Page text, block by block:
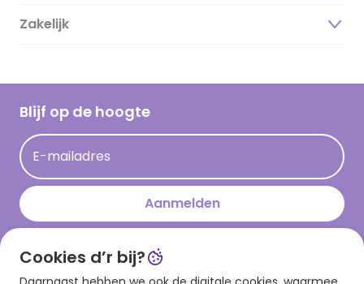
Duurzaamheid
Hallmark Kaartclub
Acties
Persberichten
Hallmark en Kinderpostzegels
Magazine
Cadeau inspiratie
Kaartinspiratie
Zakelijk
Blijf op de hoogte
E-mailadres
Aanmelden
Download onze app
Cookies d’r bij?